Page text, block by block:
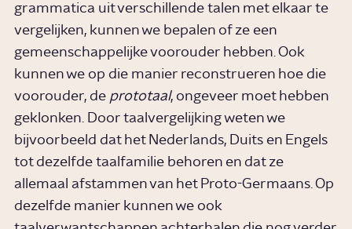
grammatica uit verschillende talen met elkaar te
vergelijken, kunnen we bepalen of ze een
gemeenschappelijke voorouder hebben. Ook
kunnen we op die manier reconstrueren hoe die
voorouder, de prototaal, ongeveer moet hebben
geklonken. Door taalvergelijking weten we
bijvoorbeeld dat het Nederlands, Duits en Engels
tot dezelfde taalfamilie behoren en dat ze
allemaal afstammen van het Proto-Germaans. Op
dezelfde manier kunnen we ook